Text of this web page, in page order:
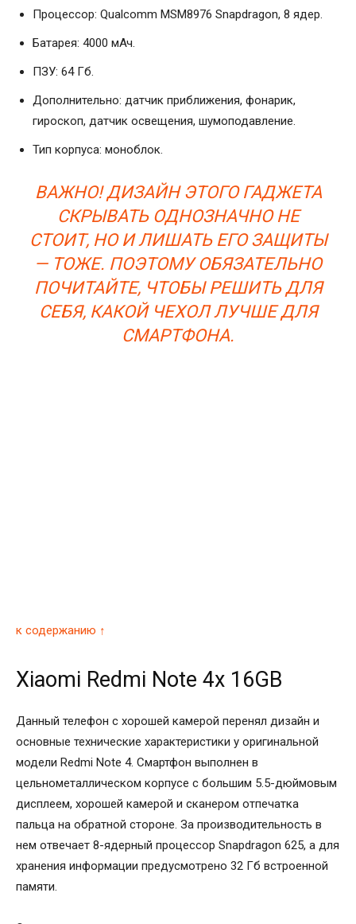
Процессор: Qualcomm MSM8976 Snapdragon, 8 ядер.
Батарея: 4000 мАч.
ПЗУ: 64 Гб.
Дополнительно: датчик приближения, фонарик,
гироскоп, датчик освещения, шумоподавление.
Тип корпуса: моноблок.
ВАЖНО! ДИЗАЙН ЭТОГО ГАДЖЕТА
СКРЫВАТЬ ОДНОЗНАЧНО НЕ
СТОИТ, НО И ЛИШАТЬ ЕГО ЗАЩИТЫ
— ТОЖЕ. ПОЭТОМУ ОБЯЗАТЕЛЬНО
ПОЧИТАЙТЕ, ЧТОБЫ РЕШИТЬ ДЛЯ
СЕБЯ, КАКОЙ ЧЕХОЛ ЛУЧШЕ ДЛЯ
СМАРТФОНА.
к содержанию ↑
Xiaomi Redmi Note 4x 16GB
Данный телефон с хорошей камерой перенял дизайн и
основные технические характеристики у оригинальной
модели Redmi Note 4. Смартфон выполнен в
цельнометаллическом корпусе с большим 5.5-дюймовым
дисплеем, хорошей камерой и сканером отпечатка
пальца на обратной стороне. За производительность в
нем отвечает 8-ядерный процессор Snapdragon 625, а для
хранения информации предусмотрено 32 Гб встроенной
памяти.